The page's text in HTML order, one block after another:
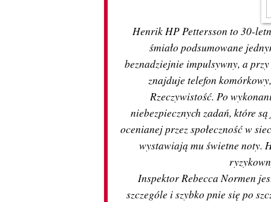
Henrik HP Pettersson to 30-
śmiało podsumowane
beznadziejnie impulsywny, a
znajduje telefon
Rzeczywistość. Po
niebezpiecznych zadań, które
ocenianej przez społeczność w
wystawiają mu świetne noty.
Inspektor Rebecca Normen
szczególe i szybko pnie się po